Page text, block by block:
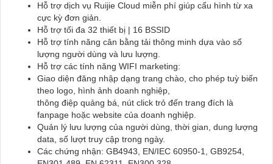
Hỗ trợ dịch vụ Ruijie Cloud miễn phí giúp cấu hình từ xa
cực kỳ đơn giản.
Hỗ trợ tối đa 32 thiết bị | 16 BSSID
Hỗ trợ tính năng cân bằng tải thông minh dựa vào số
lượng người dùng và lưu lượng.
Hỗ trợ các tính năng WIFI marketing:
Giao diện đăng nhập dạng trang chào, cho phép tuỳ biến
theo logo, hình ảnh doanh nghiệp,
thông điệp quảng bá, nút click trỏ đến trang đích là
fanpage hoặc website của doanh nghiệp.
Quản lý lưu lượng của người dùng, thời gian, dung lượng
data, số lượt truy cập trong ngày.
Các chứng nhận: GB4943, EN/IEC 60950-1, GB9254,